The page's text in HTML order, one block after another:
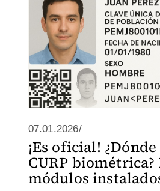
07.01.2026/
¡Es oficial!
CURP
módulos